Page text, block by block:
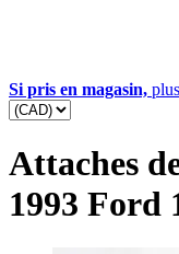
Si pris en magasin,
Attaches
1993 Ford